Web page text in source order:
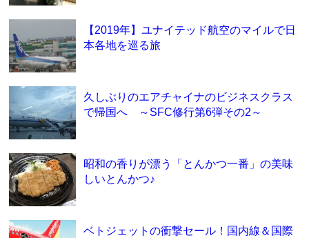
【2019年】ユナイテッド航空のマイルで日
本各地を巡る旅
久しぶりのエアチャイナのビジネスクラス
で帰国へ ～SFC修行第6弾その2～
昭和の香りが漂う「とんかつ一番」の美味
しいとんかつ♪
ベトジェットの衝撃セール！国内線＆国際